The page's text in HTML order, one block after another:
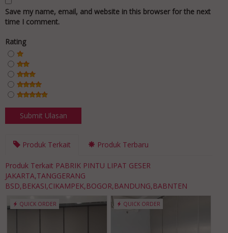
Save my name, email, and website in this browser for the next
time I comment.
Rating
Produk Terkait Produk Terbaru
Produk Terkait PABRIK PINTU LIPAT GESER
JAKARTA,TANGGERANG
BSD,BEKASI,CIKAMPEK,BOGOR,BANDUNG,BABNTEN
QUICK ORDER QUICK ORDER